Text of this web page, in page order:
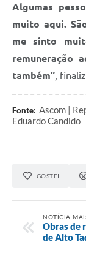
Algumas
muito aqui.
me sinto
remuneração
também” ,
Fonte: Ascom |
Eduardo Candido
GOSTEI
NOTÍCIA
Obras de
de Alto